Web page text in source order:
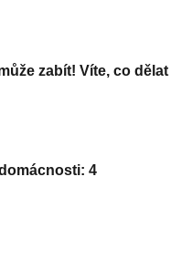
zabít! Víte, co dělat
4